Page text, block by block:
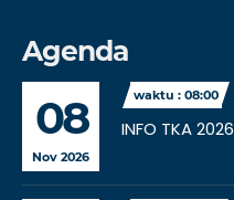
Agenda
08
Nov 2026
waktu : 08:00
INFO TKA 2026